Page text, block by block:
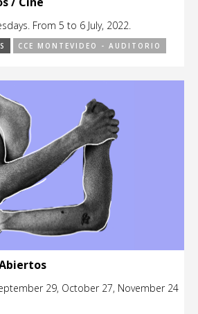
From 5 to 6 July, 2022.
CCE MONTEVIDEO - AUDITORIO
29, October 27, November 24